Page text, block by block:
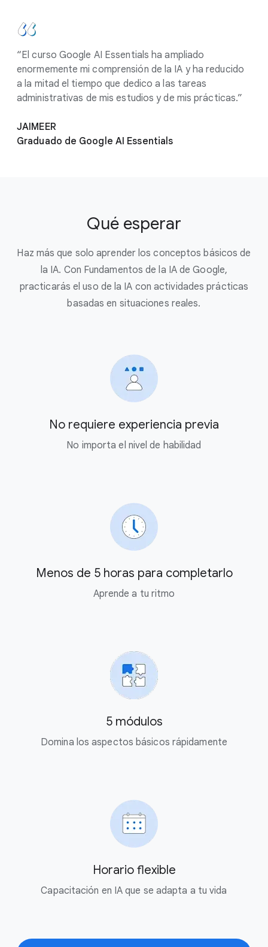
“El curso Google AI Essentials ha ampliado
enormemente mi comprensión de la IA y ha reducido
a la mitad el tiempo que dedico a las tareas
administrativas de mis estudios y de mis prácticas.”
JAIMEER
Graduado de Google AI Essentials
Qué esperar
Haz más que solo aprender los conceptos básicos de
la IA. Con Fundamentos de la IA de Google,
practicarás el uso de la IA con actividades prácticas
basadas en situaciones reales.
No requiere experiencia previa
No importa el nivel de habilidad
Menos de 5 horas para completarlo
Aprende a tu ritmo
5 módulos
Domina los aspectos básicos rápidamente
Horario flexible
Capacitación en IA que se adapta a tu vida